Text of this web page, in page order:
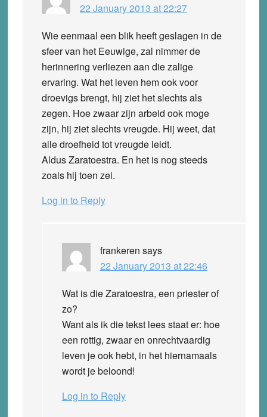
22 January 2013 at 22:27
Wie eenmaal een blik heeft geslagen in de
sfeer van het Eeuwige, zal nimmer de
herinnering verliezen aan die zalige
ervaring. Wat het leven hem ook voor
droevigs brengt, hij ziet het slechts als
zegen. Hoe zwaar zijn arbeid ook moge
zijn, hij ziet slechts vreugde. Hij weet, dat
alle droefheid tot vreugde leidt.
Aldus Zaratoestra. En het is nog steeds
zoals hij toen zei.
Log in to Reply
frankeren says
22 January 2013 at 22:46
Wat is die Zaratoestra, een priester of
zo?
Want als ik die tekst lees staat er: hoe
een rottig, zwaar en onrechtvaardig
leven je ook hebt, in het hiernamaals
wordt je beloond!
Log in to Reply